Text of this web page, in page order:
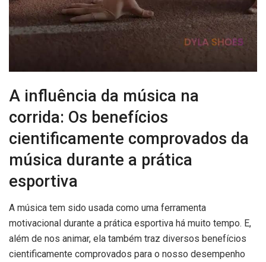
A influência da música na
corrida: Os benefícios
cientificamente comprovados da
música durante a prática
esportiva
A música tem sido usada como uma ferramenta
motivacional durante a prática esportiva há muito tempo. E,
além de nos animar, ela também traz diversos benefícios
cientificamente comprovados para o nosso desempenho